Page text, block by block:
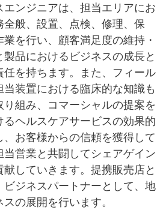
エンジニアは、担当エリアにお
般、設置、点検、修理、保
を行い、顧客満足度の維持・
品におけるビジネスの成長と
を持ちます。また、フィール
当装置における臨床的な知識も
組み、コマーシャルの提案を
ヘルスケアサービスの効果的
お客様からの信頼を獲得して
営業と共闘してシェアゲイン
していきます。提携販売店と
ビジネスパートナーとして、地
の展開を行います。